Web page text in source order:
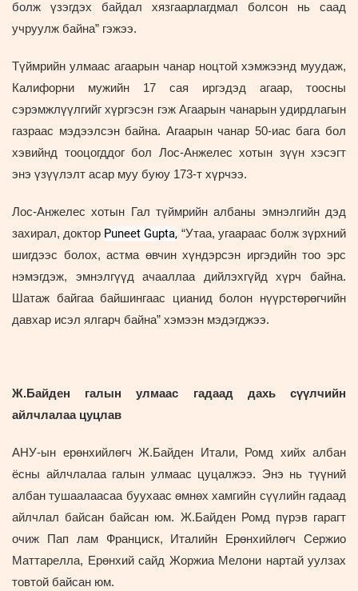
болж үзэгдэх байдал хязгаарлагдмал болсон нь саад
учруулж байна” гэжээ.
Түймрийн улмаас агаарын чанар ноцтой хэмжээнд муудаж,
Калифорни мужийн 17 сая иргэдэд агаар, тоосны
сэрэмжлүүлгийг хүргэсэн гэж Агаарын чанарын удирдлагын
газраас мэдээлсэн байна. Агаарын чанар 50-иас бага бол
хэвийнд тооцогддог бол Лос-Анжелес хотын зүүн хэсэгт
энэ үзүүлэлт асар муу буюу 173-т хүрчээ.
Лос-Анжелес хотын Гал түймрийн албаны эмнэлгийн дэд
захирал, доктор Puneet Gupta, “Утаа, угаараас болж зүрхний
шигдээс болох, астма өвчин хүндэрсэн иргэдийн тоо эрс
нэмэгдэж, эмнэлгүүд ачааллаа дийлэхгүйд хүрч байна.
Шатаж байгаа байшингаас цианид болон нүүрстөрөгчийн
давхар исэл ялгарч байна” хэмээн мэдэгджээ.
Ж.Байден галын улмаас гадаад дахь сүүлчийн
айлчлалаа цуцлав
АНУ-ын ерөнхийлөгч Ж.Байден Итали, Ромд хийх албан
ёсны айлчлалаа галын улмаас цуцалжээ. Энэ нь түүний
албан тушаалаасаа буухаас өмнөх хамгийн сүүлийн гадаад
айлчлал байсан байсан юм. Ж.Байден Ромд пүрэв гарагт
очиж Пап лам Франциск, Италийн Ерөнхийлөгч Сержио
Маттарелла, Ерөнхий сайд Жоржиа Мелони нартай уулзах
товтой байсан юм.